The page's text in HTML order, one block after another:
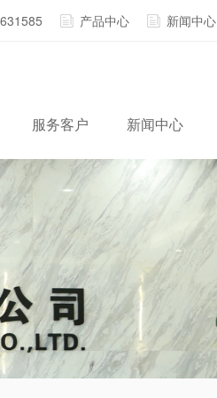
产品中心 新闻中心
服务客户 新闻中心